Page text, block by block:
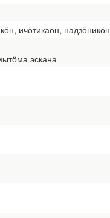
ичӧтикаӧн, надзӧникӧн
эскана